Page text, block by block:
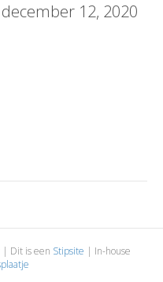
december 12, 2020
| Dit is een Stipsite | In-house